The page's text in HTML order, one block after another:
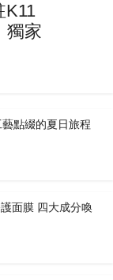
K11
獨家
點綴的夏日旅程
面膜 四大成分喚